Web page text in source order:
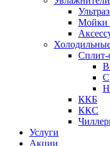
Мойки
Сплит-
ККБ
ККС
Услуги
Акции